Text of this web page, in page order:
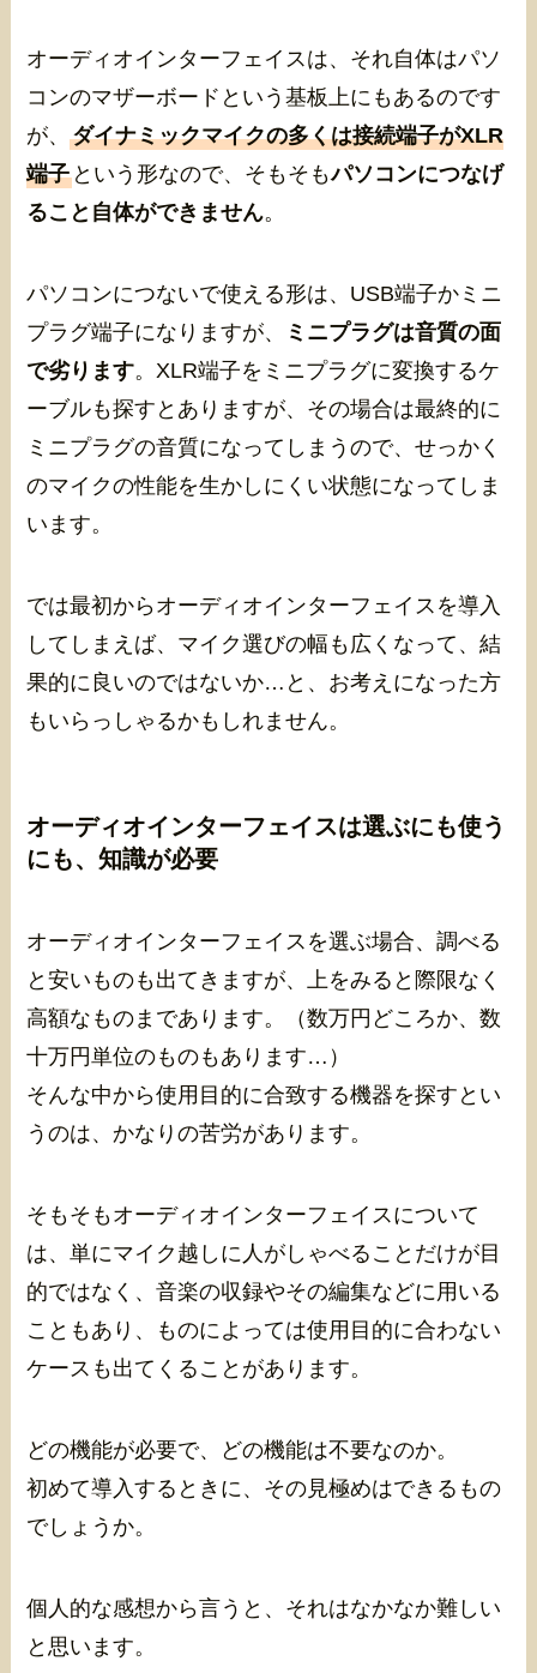
オーディオインターフェイスは、それ自体はパソ
コンのマザーボードという基板上にもあるのです
が、ダイナミックマイクの多くは接続端子がXLR
端子 という形なので、そもそもパソコンにつなげ
ること自体ができません。
パソコンにつないで使える形は、USB端子かミニ
プラグ端子になりますが、
ミニプラグは音質の面
で劣ります。XLR端子をミニプラグに変換するケ
ーブルも探すとありますが、その場合は最終的に
ミニプラグの音質になってしまうので、せっかく
のマイクの性能を生かしにくい状態になってしま
います。
では最初からオーディオインターフェイスを導入
してしまえば、マイク選びの幅も広くなって、結
果的に良いのではないか…と、お考えになった方
もいらっしゃるかもしれません。
オーディオインターフェイスは選ぶにも使う
にも、知識が必要
オーディオインターフェイスを選ぶ場合、調べる
と安いものも出てきますが、上をみると際限なく
高額なものまであります。（数万円どころか、数
十万円単位のものもあります…）
そんな中から使用目的に合致する機器を探すとい
うのは、かなりの苦労があります。
そもそもオーディオインターフェイスについて
は、単にマイク越しに人がしゃべることだけが目
的ではなく、音楽の収録やその編集などに用いる
こともあり、ものによっては使用目的に合わない
ケースも出てくることがあります。
どの機能が必要で、どの機能は不要なのか。
初めて導入するときに、その見極めはできるもの
でしょうか。
個人的な感想から言うと、それはなかなか難しい
と思います。